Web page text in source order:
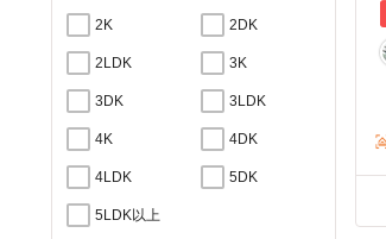
2K 2DK
2LDK 3K
3DK 3LDK
4K 4DK
4LDK 5DK
5LDK以上